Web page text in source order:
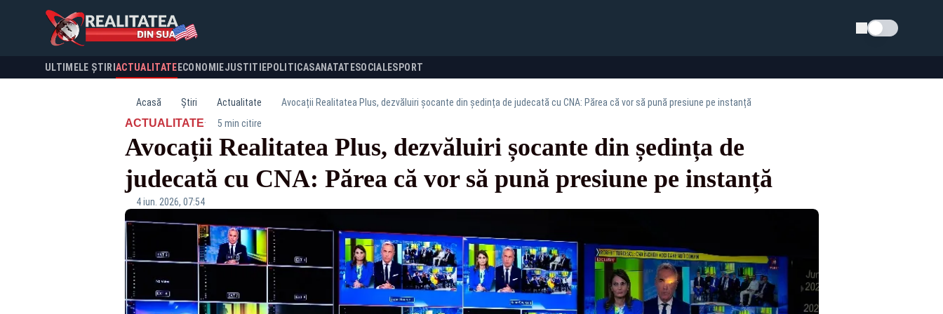
Schimba tema
ULTIMELE ȘTIRI ACTUALITATE ECONOMIEJUSTITIEPOLITICASANATATESOCIALESPORT
Acasă Știri Actualitate Avocații Realitatea Plus, dezvăluiri șocante din ședința de judecată cu CNA: Părea că vor să pună presiune pe instanță
ACTUALITATE· 5 min citire
Avocații Realitatea Plus, dezvăluiri șocante din ședința de
judecată cu CNA: Părea că vor să pună presiune pe instanță
4 iun. 2026, 07:54